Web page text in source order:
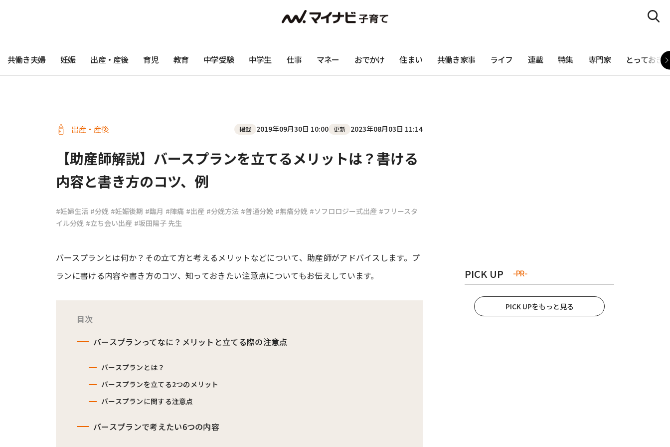
#ワンオペ育児 #コミックエッセイ #共働き夫婦のセブンルール
共働き夫婦 妊娠 出産・産後 育児 教育 中学受験 中学生 仕事 マネー おでかけ 住まい 共働き家事 ライフ 連載 特集 専門家 とっておき
出産・産後 掲載 2019年09月30日 10:00 更新 2023年08月03日 11:14
【助産師解説】バースプランを立てるメリットは？書ける
内容と書き方のコツ、例
#妊婦生活 #分娩 #妊娠後期 #臨月 #陣痛 #出産 #分娩方法 #普通分娩 #無痛分娩 #ソフロロジー式出産 #フリースタ
イル分娩 #立ち会い出産 #坂田陽子 先生
バースプランとは何か？その立て方と考えるメリットなどについて、助産師がアドバイスします。プ
ランに書ける内容や書き方のコツ、知っておきたい注意点についてもお伝えしています。
目次
バースプランってなに？メリットと立てる際の注意点
バースプランとは？
バースプランを立てる2つのメリット
バースプランに関する注意点
バースプランで考えたい6つの内容
PICK UP -PR-
PICK UPをもっと見る